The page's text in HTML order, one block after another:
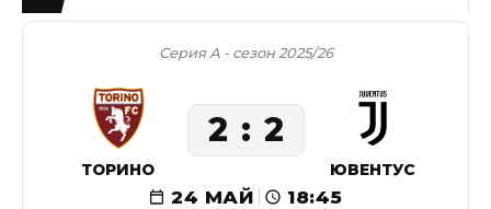
Серия А - сезон 2025/26
24 МАЙ 18:45
ТОРИНО
2 2
ЮВЕНТУС